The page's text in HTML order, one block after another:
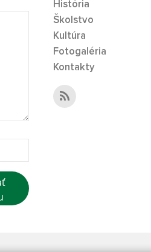
História
Školstvo
Kultúra
Fotogaléria
Kontakty